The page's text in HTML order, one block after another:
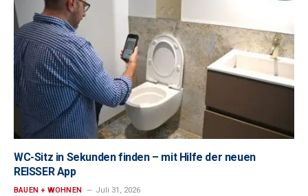
WC-Sitz in Sekunden finden – mit Hilfe der neuen
REISSER App
BAUEN + WOHNEN Juli 31, 2026